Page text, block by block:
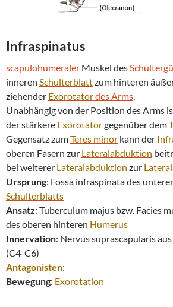
Infraspinatus
scapulohumeraler Muskel des
inneren Schulterblattzum hinteren
ziehender Exorotatordes Arms.
Unabhängig von der Position des Arms
der stärkere Exorotatorgegenüber dem
Gegensatz zumTeres minor kann der
oberen Fasern zur Lateralabduktion
bei weiterer Lateralabduktion zur
Ursprung: Fossa infraspinata des
Schulterblatts
Ansatz: Tuberculum majus bzw. Facies
des oberen hinteren Humerus
Innervation: Nervus suprascapularis aus
(C4-C6)
Antagonisten:
Bewegung: Exorotation